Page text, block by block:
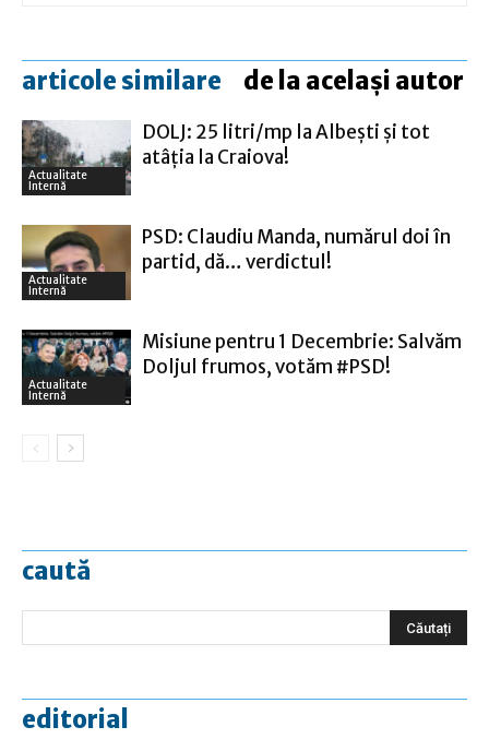
articole similare de la același autor
Actualitate
Internă
DOLJ: 25 litri/mp la Albeşti şi tot
atâţia la Craiova!
Actualitate
Internă
PSD: Claudiu Manda, numărul doi în
partid, dă… verdictul!
Actualitate
Internă
Misiune pentru 1 Decembrie: Salvăm
Doljul frumos, votăm #PSD!
caută
editorial